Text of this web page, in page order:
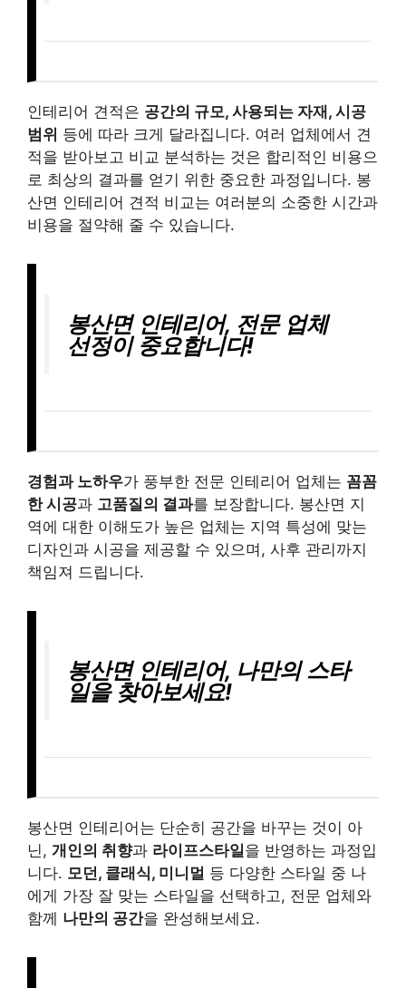
인테리어 견적은 공간의 규모, 사용되는 자재, 시공
범위 등에 따라 크게 달라집니다. 여러 업체에서 견
적을 받아보고 비교 분석하는 것은 합리적인 비용으
로 최상의 결과를 얻기 위한 중요한 과정입니다. 봉
산면 인테리어 견적 비교는 여러분의 소중한 시간과
비용을 절약해 줄 수 있습니다.
봉산면 인테리어, 전문 업체
선정이 중요합니다!
경험과 노하우가 풍부한 전문 인테리어 업체는 꼼꼼
한 시공과 고품질의 결과를 보장합니다. 봉산면 지
역에 대한 이해도가 높은 업체는 지역 특성에 맞는
디자인과 시공을 제공할 수 있으며, 사후 관리까지
책임져 드립니다.
봉산면 인테리어, 나만의 스타
일을 찾아보세요!
봉산면 인테리어는 단순히 공간을 바꾸는 것이 아
닌, 개인의 취향과 라이프스타일을 반영하는 과정입
니다. 모던, 클래식, 미니멀 등 다양한 스타일 중 나
에게 가장 잘 맞는 스타일을 선택하고, 전문 업체와
함께 나만의 공간을 완성해보세요.